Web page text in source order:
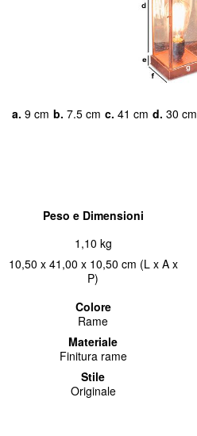
a. 9 cm b. 7.5 cm c. 41 cm d. 30 cm
Peso e Dimensioni
1,10 kg
10,50 x 41,00 x 10,50 cm (L x A x
P)
Colore
Rame
Materiale
Finitura rame
Stile
Originale